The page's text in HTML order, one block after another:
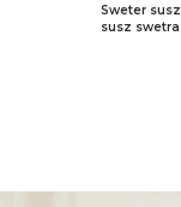
Sweter
susz